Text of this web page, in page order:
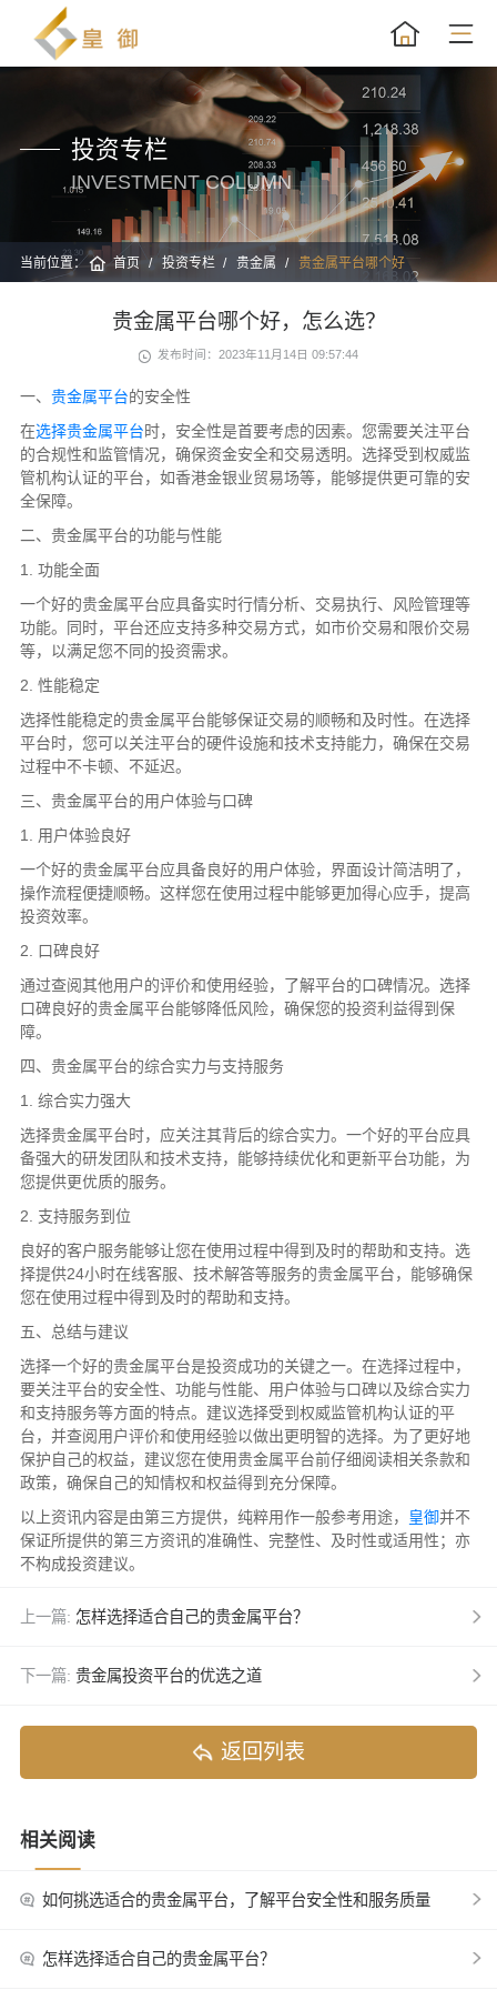
投资专栏
INVESTMENT COLUMN
当前位置： 首页 投资专栏 贵金属 贵金属平台哪个好
贵金属平台哪个好，怎么选？
发布时间：2023年11月14日 09:57:44
一、 贵金属平台的安全性
在选择贵金属平台时，安全性是首要考虑的因素。您需要关注平台
的合规性和监管情况，确保资金安全和交易透明。选择受到权威监
管机构认证的平台，如香港金银业贸易场等，能够提供更可靠的安
全保障。
二、贵金属平台的功能与性能
1. 功能全面
一个好的贵金属平台应具备实时行情分析、交易执行、风险管理等
功能。同时，平台还应支持多种交易方式，如市价交易和限价交易
等，以满足您不同的投资需求。
2. 性能稳定
选择性能稳定的贵金属平台能够保证交易的顺畅和及时性。在选择
平台时，您可以关注平台的硬件设施和技术支持能力，确保在交易
过程中不卡顿、不延迟。
三、贵金属平台的用户体验与口碑
1. 用户体验良好
一个好的贵金属平台应具备良好的用户体验，界面设计简洁明了，
操作流程便捷顺畅。这样您在使用过程中能够更加得心应手，提高
投资效率。
2. 口碑良好
通过查阅其他用户的评价和使用经验，了解平台的口碑情况。选择
口碑良好的贵金属平台能够降低风险，确保您的投资利益得到保
障。
四、贵金属平台的综合实力与支持服务
1. 综合实力强大
选择贵金属平台时，应关注其背后的综合实力。一个好的平台应具
备强大的研发团队和技术支持，能够持续优化和更新平台功能，为
您提供更优质的服务。
2. 支持服务到位
良好的客户服务能够让您在使用过程中得到及时的帮助和支持。选
择提供24小时在线客服、技术解答等服务的贵金属平台，能够确保
您在使用过程中得到及时的帮助和支持。
五、总结与建议
选择一个好的贵金属平台是投资成功的关键之一。在选择过程中，
要关注平台的安全性、功能与性能、用户体验与口碑以及综合实力
和支持服务等方面的特点。建议选择受到权威监管机构认证的平
台，并查阅用户评价和使用经验以做出更明智的选择。为了更好地
保护自己的权益，建议您在使用贵金属平台前仔细阅读相关条款和
政策，确保自己的知情权和权益得到充分保障。
以上资讯内容是由第三方提供，纯粹用作一般参考用途， 皇御并不
保证所提供的第三方资讯的准确性、完整性、及时性或适用性；亦
不构成投资建议。
上一篇: 怎样选择适合自己的贵金属平台？
下一篇: 贵金属投资平台的优选之道
返回列表
相关阅读
如何挑选适合的贵金属平台，了解平台安全性和服务质量
怎样选择适合自己的贵金属平台？